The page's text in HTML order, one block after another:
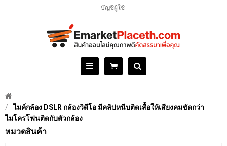
บัญชีผู้ใช้
ไมค์กล้อง DSLR กล้องวิดีโอ มีคลิปหนีบติดเสื้อให้เสียงคมชัดกว่า
ไมโครโฟนติดกับตัวกล้อง
หมวดสินค้า